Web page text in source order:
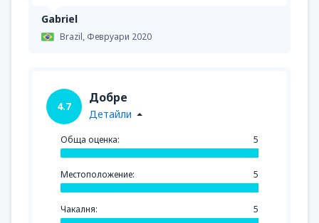
Gabriel
Brazil, Февруари 2020
4.7
Добре
Детайли
Обща оценка: 5
Местоположение: 5
Чакалня: 5